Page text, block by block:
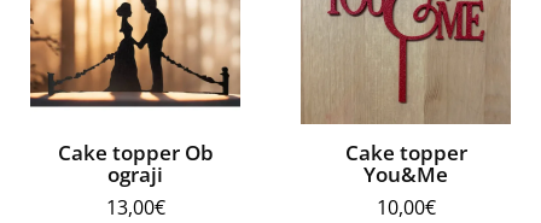
Cake topper Ob
ograji
13,00€
Cake topper
You&Me
10,00€